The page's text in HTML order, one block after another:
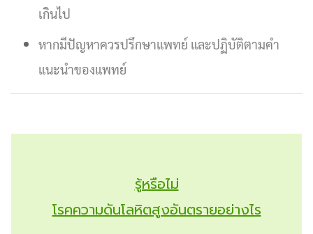
เกินไป
หากมีปัญหาควรปรึกษาแพทย์ และปฏิบัติตามคำ
แนะนำของแพทย์
รู้หรือไม่
โรคความดันโลหิตสูงอันตรายอย่างไร